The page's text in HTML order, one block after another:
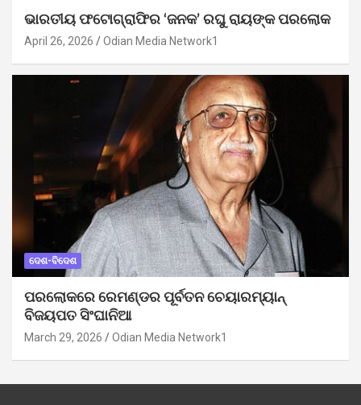
ଭାରତୀୟ ଫଟୋଗ୍ରାଫିର ‘ଜନକ’ ରଘୁ ରାୟଙ୍କ ପରଲୋକ
April 26, 2026 Odian Media Network1
ଦେଶ-ବିଦେଶ
ପରଲୋକରେ ରେମଣ୍ଡର ପୂର୍ବତନ ଚେୟାରମ୍ୟାନ୍
ବିଜୟପତ ସିଂଘାନିଆ
March 29, 2026 Odian Media Network1